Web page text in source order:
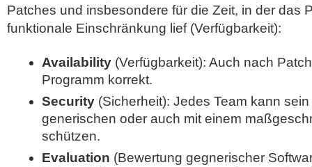
Patches und insbesondere für die Zeit, in der das
funktionale Einschränkung lief (Verfügbarkeit):
Availability (Verfügbarkeit): Auch nach
Programm korrekt.
Security (Sicherheit): Jedes Team kann
generischen oder auch mit einem
schützen.
Evaluation (Bewertung gegnerischer